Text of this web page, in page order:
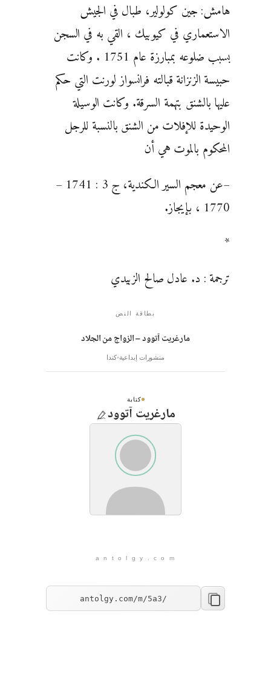
هامش: جين كولولير، طبال في الجيش
الاستعماري في كيوبيك ، القي به في السجن
بسبب ضلوعه بمبارزة عام 1751 . وكانت
حبيسة الزنزانة قبالته فرانسواز لورنت التي حكم
عليها بالشنق بتهمة السرقة. وكانت الوسيلة
الوحيدة للإفلات من الشنق بالنسبة للرجل
المحكوم بالموت هي أن
–عن معجم السير الكندية، ج 3 : 1741 –
1770 ، بإيجاز.
*
ترجمة : د. عادل صالح الزبيدي
بطاقة النص
مارغريت آتوود – الزواج من الجلاد
منشورات إبداعية كندا
كتابة
مارغريت آتوود
a n t o l g y . c o m